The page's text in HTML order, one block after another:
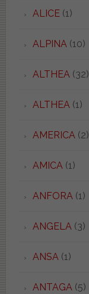
ALICE(1)
ALPINA(10)
ALTHEA(32)
ALTHEA(1)
AMERICA(2)
AMICA(1)
ANFORA(1)
ANGELA(3)
ANSA(1)
ANTAGA(5)